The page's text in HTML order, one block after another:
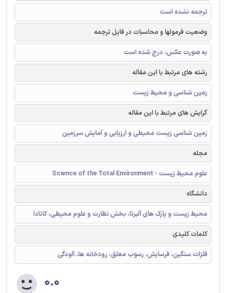
ترجمه نشده است
وضعیت فرمولها و محاسبات در فایل ترجمه
به صورت عکس، درج شده است
رشته های مرتبط با این مقاله
زمین شناسی و محیط زیست
گرایش های مرتبط با این مقاله
زمین شناسی زیست محیطی و ارزیابی و آمایش سرزمین
مجله
علوم محیط زیست - Science of the Total Environment
دانشگاه
محیط زیست و پارک های آلبرتا، بخش نظارت و علوم محیطی، کانادا
کلمات کلیدی
فلزات سنگین، فرسایش، رسوب معلق، رودخانه ها، آلودگی
۰.۰